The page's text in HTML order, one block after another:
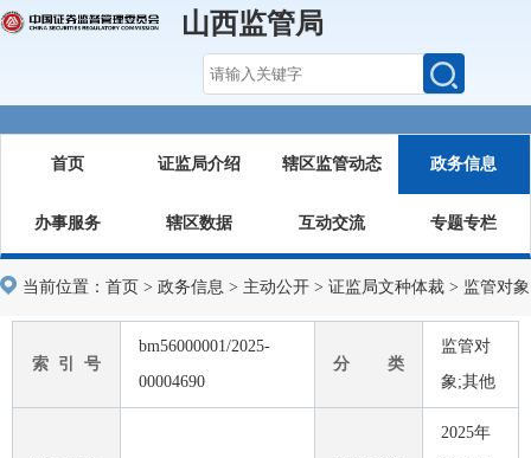
山西监管局
首页 证监局介绍 辖区监管动态 政务信息
办事服务 辖区数据 互动交流 专题专栏
当前位置： 首页 > 政务信息 > 主动公开 > 证监局文种体裁 > 监管对象
索 引 号
bm56000001/2025-
00004690
分 类
监管对
象;其他
2025年